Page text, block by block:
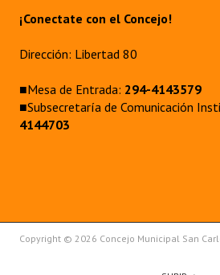
¡Conectate con el Concejo!
Dirección: Libertad 80
■Mesa de Entrada: 294-4143579
■Subsecretaría de Comunicación
4144703
Copyright © 2026 Concejo Municipal San